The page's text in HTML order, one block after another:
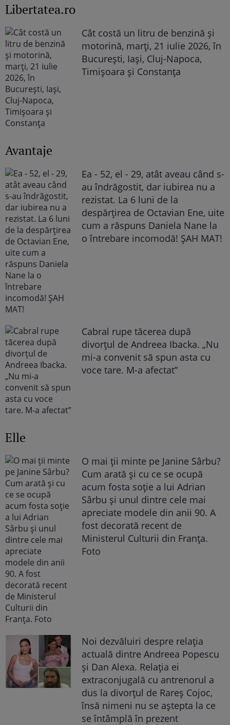
Libertatea.ro
Cât costă un litru de benzină și
motorină, marți, 21 iulie 2026, în
București, Iași, Cluj-Napoca,
Timișoara și Constanța
Avantaje
Ea - 52, el - 29, atât aveau când s-
au îndrăgostit, dar iubirea nu a
rezistat. La 6 luni de la
despărțirea de Octavian Ene, uite
cum a răspuns Daniela Nane la
o întrebare incomodă! ȘAH MAT!
Cabral rupe tăcerea după
divorțul de Andreea Ibacka. „Nu
mi-a convenit să spun asta cu
voce tare. M-a afectat”
Elle
O mai ții minte pe Janine Sârbu?
Cum arată și cu ce se ocupă
acum fosta soție a lui Adrian
Sârbu și unul dintre cele mai
apreciate modele din anii 90. A
fost decorată recent de
Ministerul Culturii din Franța.
Foto
Noi dezvăluiri despre relația
actuală dintre Andreea Popescu
și Dan Alexa. Relația ei
extraconjugală cu antrenorul a
dus la divorțul de Rareș Cojoc,
însă nimeni nu se aștepta la ce
se întâmplă în prezent